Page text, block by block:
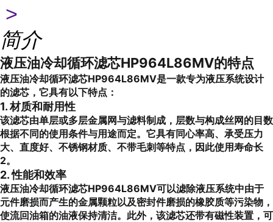
>
简介
液压油冷却循环滤芯HP964L86MV的特点
液压油冷却循环滤芯HP964L86MV是一款专为液压系统设计
的滤芯，它具有以下特点：
1. 材质和耐用性
该滤芯由单层或多层金属网与滤料制成，层数与构成丝网的目数
根据不同的使用条件与用途而定。它具有同心率高、承受压力
大、直度好、不锈钢材质、不带毛刺等特点，因此使用寿命长
2。
2. 性能和效率
液压油冷却循环滤芯HP964L86MV可以滤除液压系统中由于
元件磨损而产生的金属颗粒以及密封件磨损的橡胶质等污染物，
使流回油箱的油液保持清洁。此外，该滤芯还带有磁性装置，可